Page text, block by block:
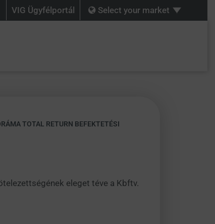
VIG Ügyfélportál Select your market
TOTAL RETURN BEFEKTETÉSI
eleget téve a Kbftv.